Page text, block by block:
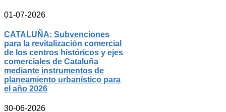
01-07-2026
CATALUÑA: Subvenciones
para la revitalización comercial
de los centros históricos y ejes
comerciales de Cataluña
mediante instrumentos de
planeamiento urbanístico para
el año 2026
30-06-2026